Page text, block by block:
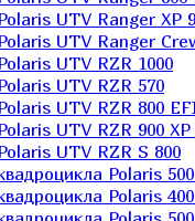
UTV Ranger XP
UTV Ranger
UTV RZR 1000
UTV RZR 570
UTV RZR 800
UTV RZR 900
UTV RZR S 800
Polaris
Polaris